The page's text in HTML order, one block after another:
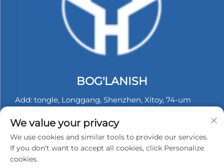
BOG'LANISH
Add: tongle, Longgang, Shenzhen, Xitoy, 74-um
Tel: +86-13530558584
Elektron pochta:[email protected]
We value your privacy
We use cookies and similar tools to provide our services.
If you don't want to accept all cookies, click Personalize
cookies.